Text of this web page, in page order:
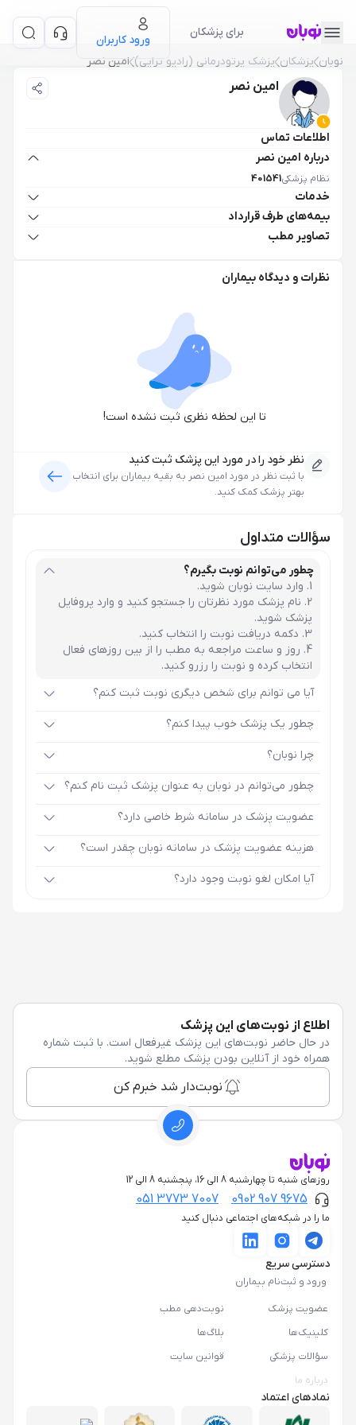
برای پزشکان
ورود کاربران
نوبان پزشکان پزشک پرتودرمانی (رادیو تراپی) امین نصر
امین نصر
اطلاعات تماس
درباره امین نصر
نظام پزشکی401541
خدمات
بیمه‌های طرف قرارداد
تصاویر مطب
نظرات و دیدگاه بیماران
تا این لحظه نظری ثبت نشده است!
نظر خود را در مورد این پزشک ثبت کنید
با ثبت نظر در مورد امین نصر به بقیه بیماران برای انتخاب
بهتر پزشک کمک کنید.
سؤالات متداول
چطور می‌توانم نوبت بگیرم؟
وارد سایت نوبان شوید.
نام پزشک مورد نظرتان را جستجو کنید و وارد پروفایل
پزشک شوید.
دکمه دریافت نوبت را انتخاب کنید.
روز و ساعت مراجعه به مطب را از بین روزهای فعال
انتخاب کرده و نوبت را رزرو کنید.
آیا می توانم برای شخص دیگری نوبت ثبت کنم؟
چطور یک پزشک خوب پیدا کنم؟
چرا نوبان؟
چطور می‌توانم در نوبان به عنوان پزشک ثبت نام کنم؟
عضویت پزشک در سامانه شرط خاصی دارد؟
هزینه عضویت پزشک در سامانه نوبان چقدر است؟
آیا امکان لغو نوبت وجود دارد؟
اطلاع از نوبت‌های این پزشک
در حال حاضر نوبت‌های این پزشک غیرفعال است. با ثبت شماره
همراه خود از آنلاین بودن پزشک مطلع شوید.
نوبت‌دار شد خبرم کن
روزهای شنبه تا چهارشنبه 8 الی 16، پنجشنبه 8 الی 12
0902 907 9675
051 3773 7007
ما را در شبکه‌های اجتماعی دنبال کنید
دسترسی سریع
ورود و ثبت‌نام بیماران
عضویت پزشک
نوبت‌دهی مطب
کلینیک‌ها
بلاگ‌ها
سؤالات پزشکی
قوانین سایت
درباره ما
نمادهای اعتماد